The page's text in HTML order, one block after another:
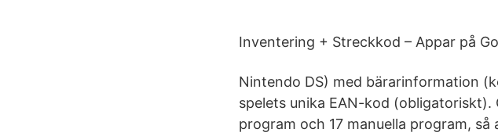
Inventering + Streckkod – Appar på
Nintendo DS) med bärarinformation
spelets unika EAN-kod
program och 17 manuella program,